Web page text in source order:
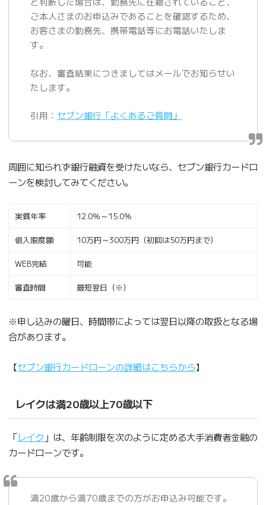
ご本人さまのお申込みであることを確認するため、
お客さまの勤務先、携帯電話等にお電話いたしま
す。
なお、審査結果につきましてはメールでお知らせい
たします。
引用：セブン銀行「よくあるご質問」
周囲に知られず銀行融資を受けたいなら、セブン銀行カードロ
ーンを検討してみてください。
実質年率 12.0％～15.0％
借入限度額 10万円～300万円（初回は50万円まで）
WEB完結 可能
審査時間 最短翌日（※）
※申し込みの曜日、時間帯によっては翌日以降の取扱となる場
合があります。
【セブン銀行カードローンの詳細はこちらから】
レイクは満20歳以上70歳以下
「レイク 」は、年齢制限を次のように定める大手消費者金融の
カードローンです。
満20歳から満70歳までの方がお申込み可能です。